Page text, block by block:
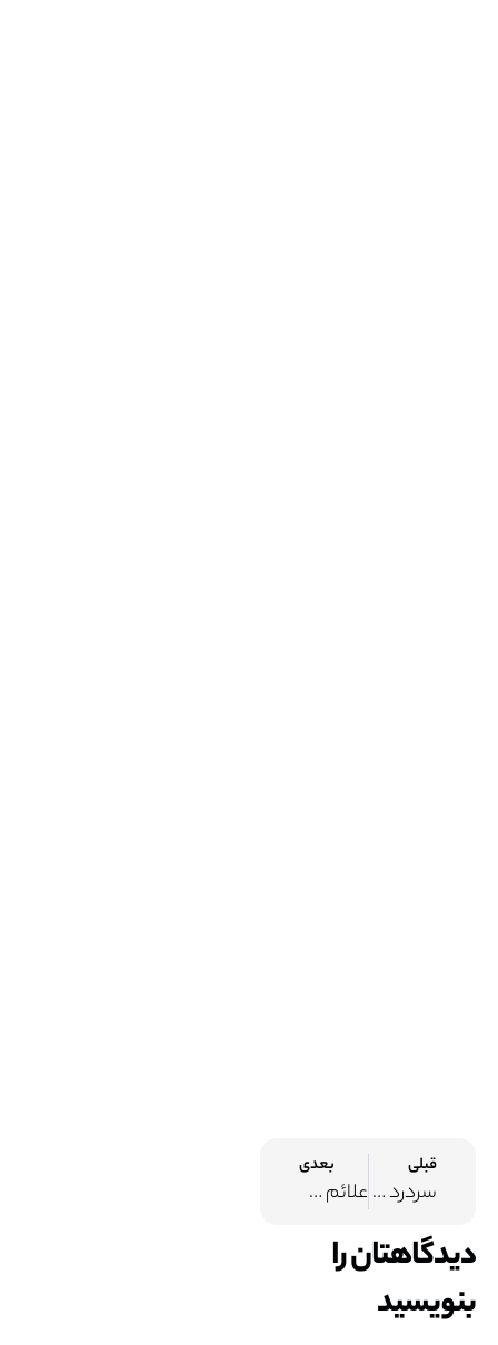
قبلی
سردرد همی‌ کرانیا یا سردرد یک طرفه
بعدی
علائم و راهکارهای درمانی پیچ خوردگی زانو
دیدگاهتان را
بنویسید